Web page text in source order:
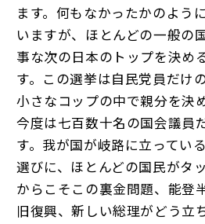
ます。何もなかったかのよう
いますが、ほとんどの一般の
事な次の日本のトップを決め
す。この選挙は自民党員だけ
小さなコップの中で親分を決
今度は七百数十名の国会議員
す。我が国が岐路に立ってい
選びに、ほとんどの国民がタ
からこそこの裏金問題、能登
旧復興、新しい総理がどう立